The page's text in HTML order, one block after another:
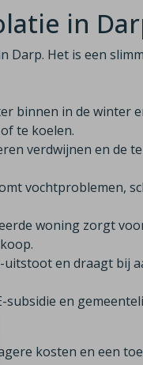
in
Darp. Het is een
binnen in de winter
te koelen.
verdwijnen en de
vochtproblemen,
woning zorgt
uitstoot en draagt bij
subsidie en
kosten en een